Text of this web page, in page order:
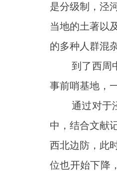
是分级制，泾
当地的土著以
的多种人群混
到了西周中
事前哨基地，
通过对于泾
中，结合文献
西北边防，此
位也开始下降